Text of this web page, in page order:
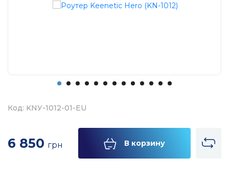
Код: KNУ-1012-01-EU
6 850 грн В корзину